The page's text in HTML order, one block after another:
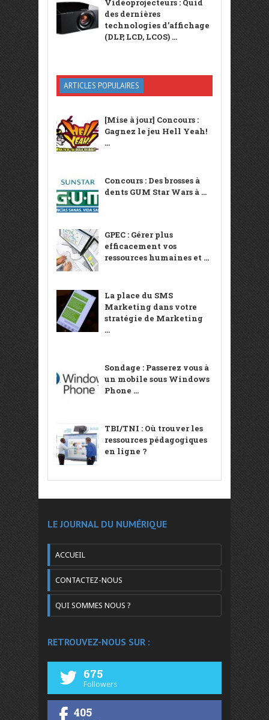
Vidéoprojecteurs : Quid
des dernières
technologies d’affichage
(DLP, LCD, LCOS) ...
ARTICLES POPULAIRES
[Mise à jour] Concours :
Gagnez le jeu Hell Yeah!
...
Concours : Des brosses à
dents GUM Star Wars à ...
GPEC : Gérer plus
efficacement vos
ressources humaines et ...
La place du SMS
Marketing dans votre
stratégie de Marketing
...
Sondage : Passerez vous à
un mobile sous Windows
Phone ...
TBI/TNI : Où trouver les
ressources pédagogiques
en ligne ?
LE JOURNAL DU NUMÉRIQUE
ACCUEIL
CONTACTEZ-NOUS
QUI SOMMES NOUS ?
RETROUVEZ-NOUS SUR :
675
Followers
405